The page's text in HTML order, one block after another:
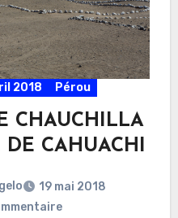
2018 Pérou
CHAUCHILLA
CAHUACHI
19 mai 2018